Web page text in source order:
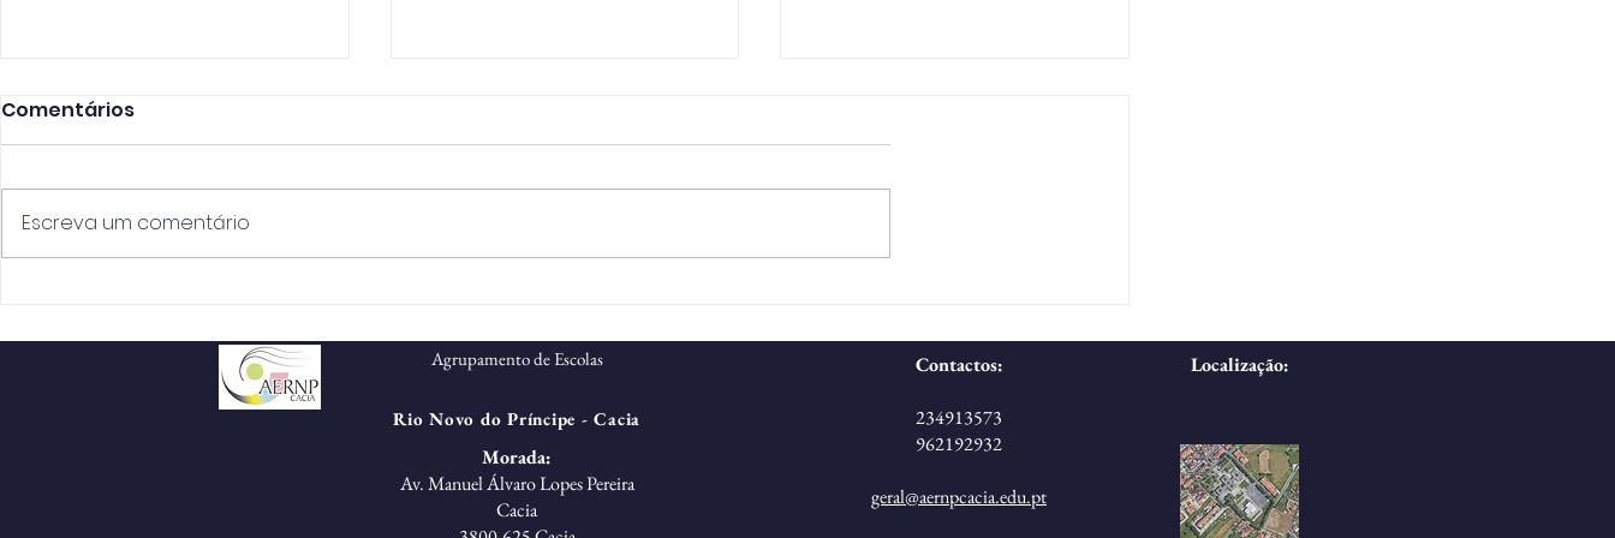
Serviço Social
Comentários
Escreva um comentário
Agrupamento de Escolas
Rio Novo do Príncipe - Cacia
Morada:
Av. Manuel Álvaro Lopes Pereira
Cacia
Contactos:
234913573
962192932
geral@aernpcacia.edu.pt
Localização: